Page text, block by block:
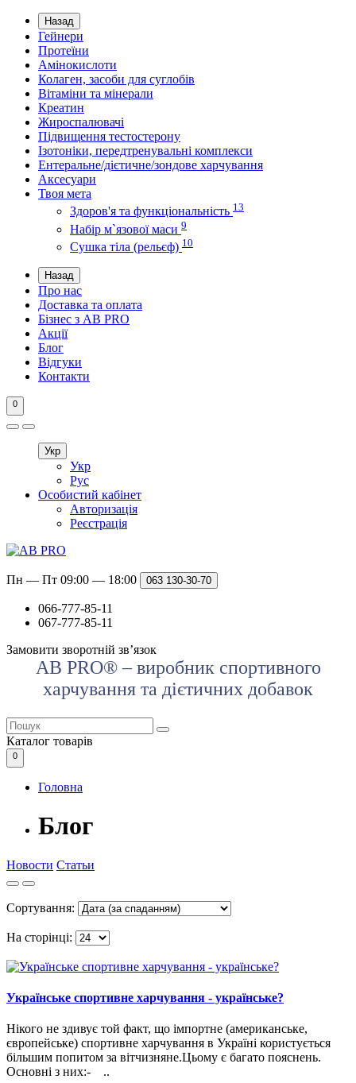
Назад
Гейнери
Протеїни
Амінокислоти
Колаген, засоби для суглобів
Вітаміни та мінерали
Креатин
Жироспалювачі
Підвищення тестостерону
Ізотоніки, передтренувальні комплекси
Ентеральне/дієтичне/зондове харчування
Аксесуари
Твоя мета
Здоров'я та функціональність 13
Набір м`язової маси 9
Сушка тіла (рельєф) 10
Назад
Про нас
Доставка та оплата
Бізнес з AB PRO
Акції
Блог
Відгуки
Контакти
0
Укр
Укр
Рус
Особистий кабінет
Авторизація
Реєстрація
Пн — Пт 09:00 — 18:00 063 130-30-70
066-777-85-11
067-777-85-11
Замовити зворотній зв’язок
AB PRO® – виробник спортивного
харчування та дієтичних добавок
Каталог товарів
0
Головна
Блог
Новости Статьи
Сортування:
На сторінці:
Українське спортивне харчування - українське?
Нікого не здивує той факт, що імпортне (американське,
європейське) спортивне харчування в Україні користується
більшим попитом за вітчизняне.Цьому є багато пояснень.
Основні з них:- ..